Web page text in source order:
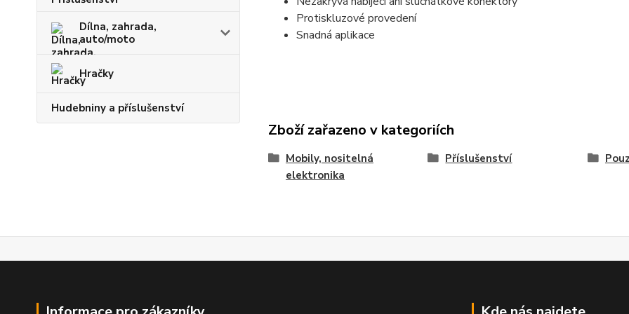
Dílna, zahrada,
auto/moto
Hračky
Hudebniny a příslušenství
Protiskluzové provedení
Snadná aplikace
Zboží zařazeno v kategoriích
Mobily, nositelná
elektronika
Příslušenství